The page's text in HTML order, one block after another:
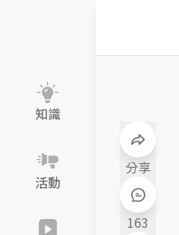
知識
活動
分享
163